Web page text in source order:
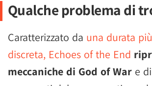
Qualche problema di
Caratterizzato da una durata
discreta, Echoes of the End
meccaniche di God of War e